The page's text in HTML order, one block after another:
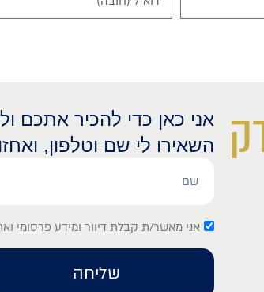
אני כאן כדי להכיר אתכם
השאירו לי שם וטלפון,
אני מאשר/ת קבלת דיוור ומידע פרסומי
שליחה